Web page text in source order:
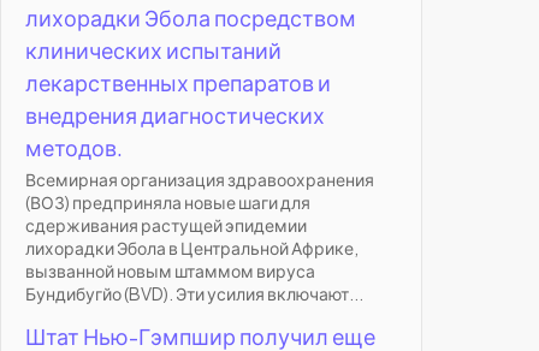
лихорадки Эбола посредством
клинических испытаний
лекарственных препаратов и
внедрения диагностических
методов.
Всемирная организация здравоохранения
(ВОЗ) предприняла новые шаги для
сдерживания растущей эпидемии
лихорадки Эбола в Центральной Африке,
вызванной новым штаммом вируса
Бундибугйо (BVD). Эти усилия включают...
Штат Нью-Гэмпшир получил еще